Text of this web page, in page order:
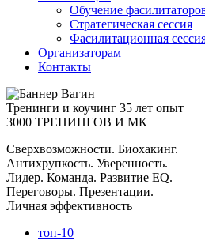
Обучение
Стратегическая сессия
Фасилитационная
Организаторам
Контакты
Тренинги и коучинг 35 лет опыт
3000 ТРЕНИНГОВ И МК
Сверхвозможности. Биохакинг.
Антихрупкость. Уверенность.
Лидер. Команда. Развитие EQ.
Переговоры. Презентации.
Личная эффективность
топ-10